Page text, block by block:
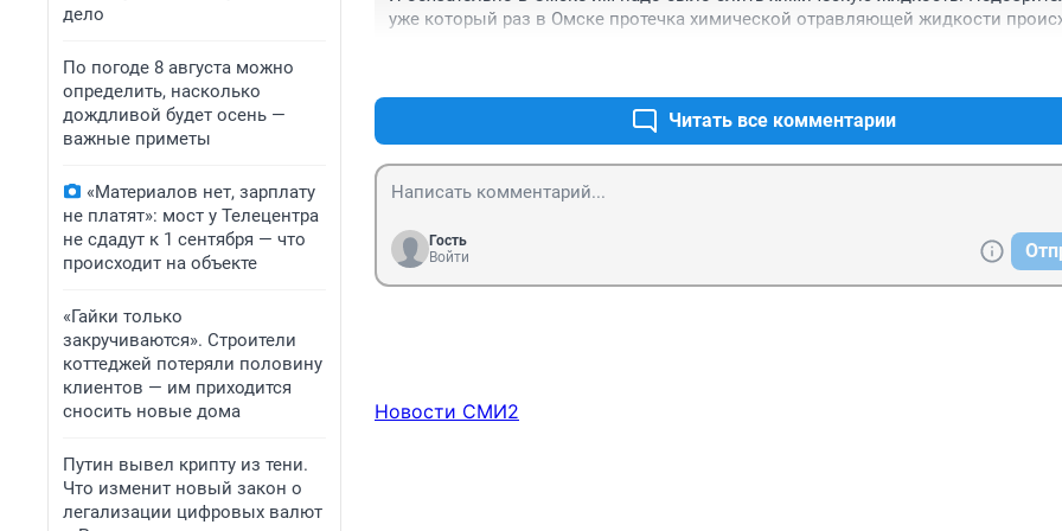
дело
По погоде 8 августа можно
определить, насколько
дождливой будет осень —
важные приметы
«Материалов нет, зарплату
не платят»: мост у Телецентра
не сдадут к 1 сентября — что
происходит на объекте
«Гайки только
закручиваются». Строители
коттеджей потеряли половину
клиентов — им приходится
сносить новые дома
Путин вывел крипту из тени.
Что изменит новый закон о
легализации цифровых валют
уже который раз в Омске протечка химической отравляющей жидкости
Читать все комментарии
Гость
Войти
Новости СМИ2